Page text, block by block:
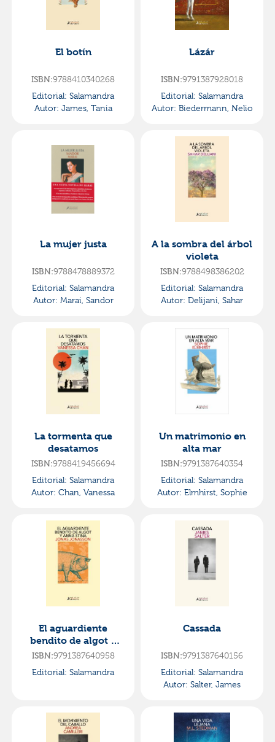
El botín
ISBN:9788410340268
Editorial: Salamandra
Autor: James, Tania
Lázár
ISBN:9791387928018
Editorial: Salamandra
Autor: Biedermann, Nelio
La mujer justa
ISBN:9788478889372
Editorial: Salamandra
Autor: Marai, Sandor
A la sombra del árbol
violeta
ISBN:9788498386202
Editorial: Salamandra
Autor: Delijani, Sahar
La tormenta que
desatamos
ISBN:9788419456694
Editorial: Salamandra
Autor: Chan, Vanessa
Un matrimonio en
alta mar
ISBN:9791387640354
Editorial: Salamandra
Autor: Elmhirst, Sophie
El aguardiente
bendito de algot y
anna stina
ISBN:9791387640958
Editorial: Salamandra
Cassada
ISBN:9791387640156
Editorial: Salamandra
Autor: Salter, James